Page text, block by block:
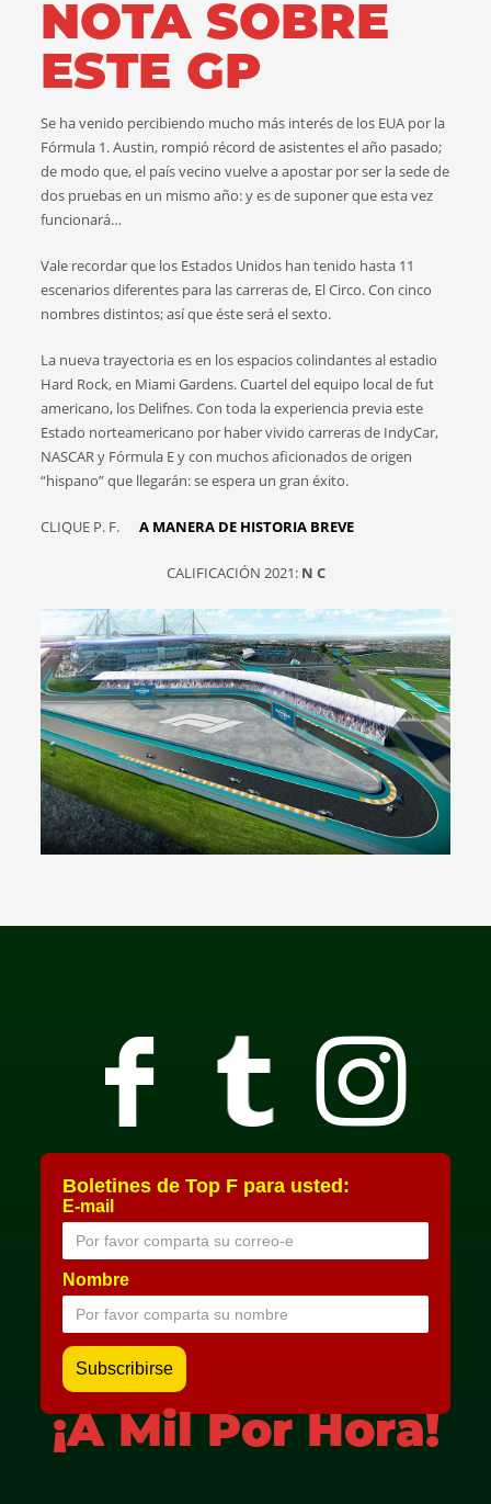
NOTA SOBRE
ESTE GP
Se ha venido percibiendo mucho más interés de los EUA por la
Fórmula 1. Austin, rompió récord de asistentes el año pasado;
de modo que, el país vecino vuelve a apostar por ser la sede de
dos pruebas en un mismo año: y es de suponer que esta vez
funcionará…
Vale recordar que los Estados Unidos han tenido hasta 11
escenarios diferentes para las carreras de, El Circo. Con cinco
nombresdistintos;así que éste será el sexto.
La nueva trayectoria es en los espacios colindantes al estadio
Hard Rock, en Miami Gardens. Cuartel del equipo local de fut
americano, los Delifnes. Con toda la experiencia previa este
Estado norteamericano por haber vivido carreras de IndyCar,
NASCAR y Fórmula E y con muchos aficionados de origen
“hispano” que llegarán: se espera un gran éxito.
CLIQUE P. F.A MANERA DE HISTORIA BREVE
CALIFICACIÓN 2021:N C
Boletines de Top F para usted:
E-mail
Nombre
¡A Mil Por Hora!